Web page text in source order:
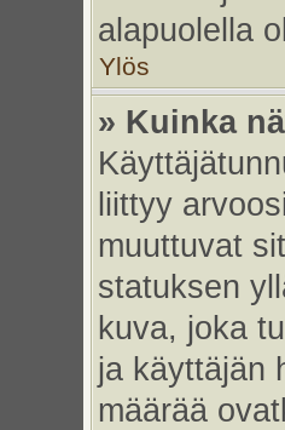
alapuolella
Ylös
» Kuinka
liittyy
muuttuvat
statuksen
kuva, joka
ja käyttäjän
määrää